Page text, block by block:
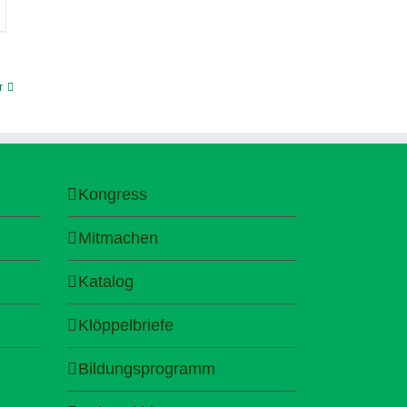
Kongress
Mitmachen
Katalog
Klöppelbriefe
Bildungsprogramm